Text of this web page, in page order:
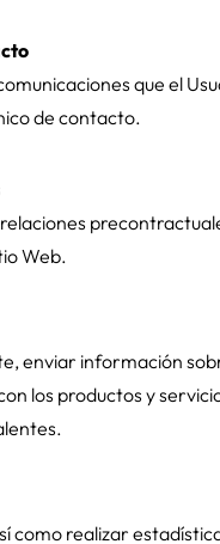
que el
de contacto.
Web.
enviar información
los productos y
como realizar